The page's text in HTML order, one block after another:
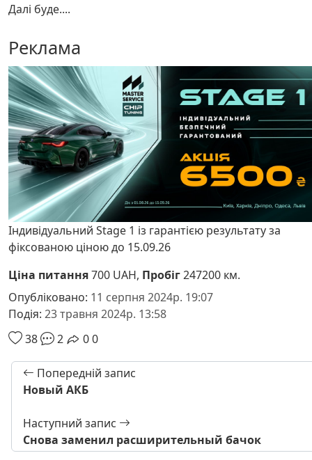
Далі буде....
Реклама
Індивідуальний Stage 1 із гарантією результату за
фіксованою ціною до 15.09.26
Ціна питання700 UAH, Пробіг247200 км.
Опубліковано: 11 серпня 2024р. 19:07
Подія: 23 травня 2024р. 13:58
38
2 00
Попередній запис
Новый АКБ
Наступний запис
Снова заменил расширительный бачок